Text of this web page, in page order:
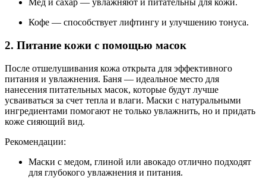
Мед и сахар — увлажняют и питательны для кожи.
Кофе — способствует лифтингу и улучшению тонуса.
2. Питание кожи с помощью масок
После отшелушивания кожа открыта для эффективного
питания и увлажнения. Баня — идеальное место для
нанесения питательных масок, которые будут лучше
усваиваться за счет тепла и влаги. Маски с натуральными
ингредиентами помогают не только увлажнить, но и придать
коже сияющий вид.
Рекомендации:
Маски с медом, глиной или авокадо отлично подходят
для глубокого увлажнения и питания.